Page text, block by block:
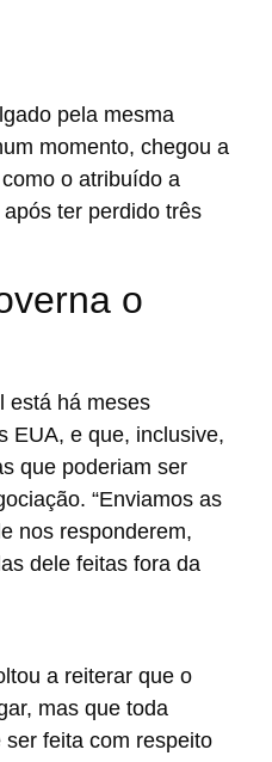
pela mesma
momento, chegou a
o atribuído a
ter perdido três
o
está há meses
EUA, e que, inclusive,
que poderiam ser
“Enviamos as
nos responderem,
dele feitas fora da
a reiterar que o
mas que toda
feita com respeito